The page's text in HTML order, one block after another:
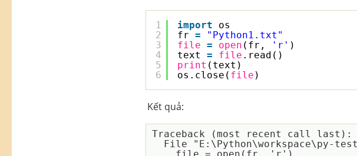
1
2
3
4
5
6
import
os
fr =
"Python1.txt"
file = open (fr, 'r' )
text = file .read()
print (text)
os.close( file )
Kết quả:
Traceback (most recent call last):
File "E:\Python\workspace\py-